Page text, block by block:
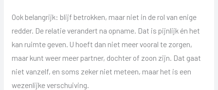
Ook belangrijk: blijf betrokken, maar niet in de rol van enige
redder. De relatie verandert na opname. Dat is pijnlijk én het
kan ruimte geven. U hoeft dan niet meer vooral te zorgen,
maar kunt weer meer partner, dochter of zoon zijn. Dat gaat
niet vanzelf, en soms zeker niet meteen, maar het is een
wezenlijke verschuiving.